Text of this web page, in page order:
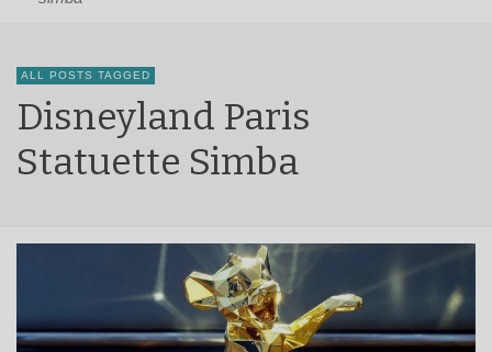
ALL POSTS TAGGED
Disneyland Paris
Statuette Simba